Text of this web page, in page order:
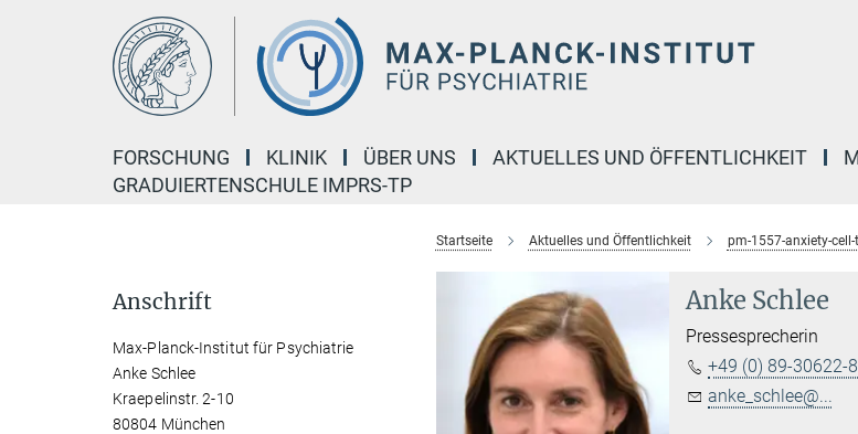
FORSCHUNG KLINIK ÜBER UNS AKTUELLES UND ÖFFENTLICHKEIT
GRADUIERTENSCHULE IMPRS-TP
Startseite Aktuelles und Öffentlichkeit pm-1557-anxiety-cell-
Anke Schlee
Pressesprecherin
+49 (0) 89-30622-
anke_schlee@...
Anschrift
Max-Planck-Institut für Psychiatrie
Anke Schlee
Kraepelinstr. 2-10
80804 München